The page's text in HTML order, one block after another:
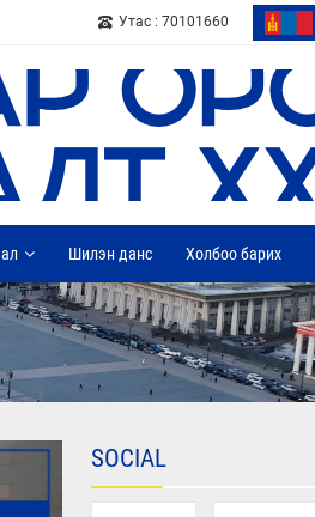
Утас : 70101660
Шилэн данс Холбоо барих
SOCIAL